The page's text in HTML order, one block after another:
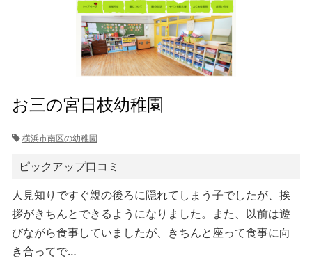
お三の宮日枝幼稚園
横浜市南区の幼稚園
ピックアップ口コミ
人見知りですぐ親の後ろに隠れてしまう子でしたが、挨
拶がきちんとできるようになりました。また、以前は遊
びながら食事していましたが、きちんと座って食事に向
き合ってで…